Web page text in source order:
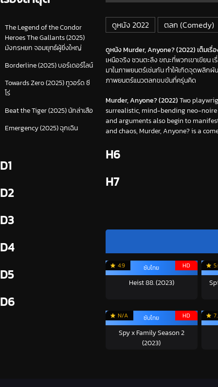
The Legend of the Condor
Heroes The Gallants (2025)
มังกรหยก จอมยุทธ์ผู้ยิ่งใหญ่
Borderline (2025) บอร์เดอร์ไลน์
Towards Zero (2025) ทูวอร์ด ซี
โร่
Beat the Tiger (2025) นักล่าเสือ
Emergency (2025) ฉุกเฉิน
D1
D2
D3
D4
D5
D6
ดูหนัง 2022 ตลก (Comedy)
ดูหนัง Murder, Anyone? (2022) เต็มเรื่
เหนือจริง ชวนตะลึง ขณะที่พวกเขาเขียน
มาในภาพยนตร์เช่นกัน ทำให้เกิดจุดพลิกผั
ภาพยนตร์แนวตลกขบขันที่ครุ่นคิด
Murder, Anyone? (2022)Two
surrealistic, mind-bending neo-noire
and arguments also begin to
and chaos, Murder, Anyone? is a
H6
H7
4.9 HD
ซับไทย
Heist 88. (2023)
N/A HD
ซับไทย
Spy x Family Season 2
(2023)